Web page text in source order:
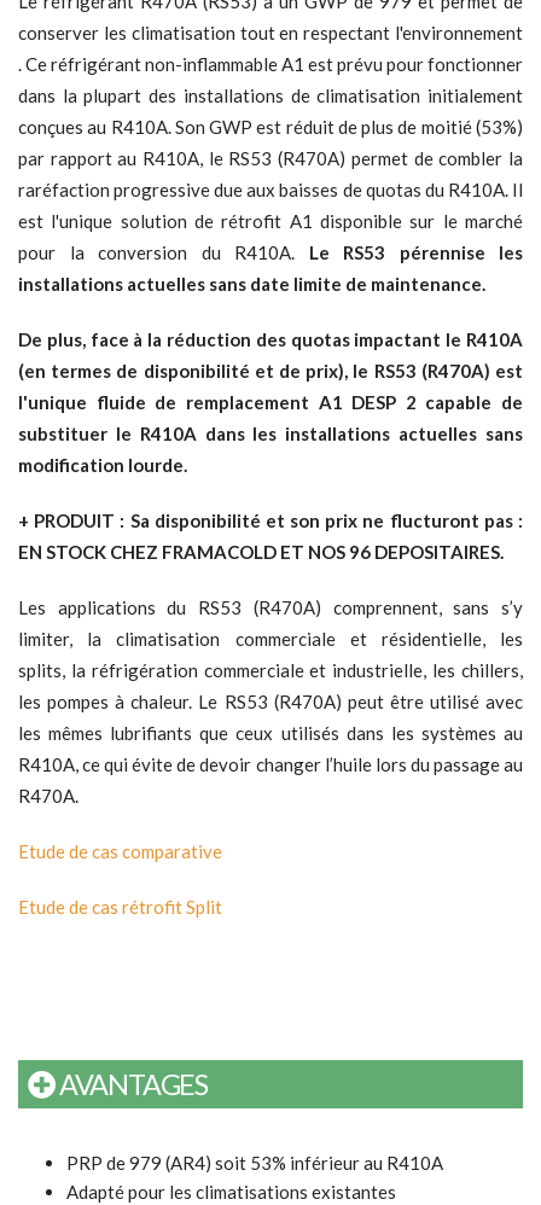
conserver les climatisation tout en respectant l'environnement
. Ce réfrigérantnon-inflammable A1 est prévu pour fonctionner
dans la plupart des installations de climatisation initialement
conçues au R410A. Son GWP est réduit de plus de moitié (53%)
par rapport au R410A, le RS53 (R470A) permet de combler la
raréfaction progressive due aux baisses de quotas du R410A. Il
est l'unique solution de rétrofit A1 disponible sur le marché
pour la conversion du R410A. Le RS53 pérennise les
installations actuelles sans date limite de maintenance.
De plus, face à la réduction des quotas impactant le R410A
(en termes de disponibilité et de prix), le RS53 (R470A) est
l'unique fluide de remplacement A1 DESP 2 capable de
substituer le R410A dans les installations actuelles sans
modification lourde.
+ PRODUIT : Sa disponibilité et son prix ne flucturont pas :
EN STOCK CHEZ FRAMACOLD ET NOS 96 DEPOSITAIRES.
Les applications du RS53 (R470A) comprennent, sans s’y
limiter, la climatisation commerciale et résidentielle, les
splits, la réfrigération commerciale et industrielle, les chillers,
les pompes à chaleur. Le RS53 (R470A) peut être utilisé avec
les mêmes lubrifiants que ceux utilisés dans les systèmes au
R410A, ce qui évite de devoir changer l’huile lors du passage au
R470A.
Etude de cas comparative
Etude de cas rétrofit Split
AVANTAGES
PRP de 979 (AR4) soit 53% inférieur au R410A
Adapté pour les climatisations existantes